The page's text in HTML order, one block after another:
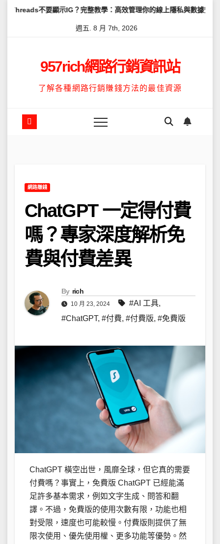
Skip示IG？完整教學：高效管理你的線上隱私與數據安全 怎麼讓
週五. 8 月 7th, 2026
957rich網路行銷資訊站
了解各種網路行銷賺錢方法的最佳資源
網路賺錢
ChatGPT 一定得付費
嗎？專家深度解析免
費與付費差異
By rich
10 月 23, 2024 #AI 工具,
#ChatGPT, #付費, #付費版, #免費版
ChatGPT 橫空出世，風靡全球，但它真的需要
付費嗎？事實上，免費版 ChatGPT 已經能滿
足許多基本需求，例如文字生成、問答和翻
譯。不過，免費版的使用次數有限，功能也相
對受限，速度也可能較慢。付費版則提供了無
限次使用、優先使用權、更多功能等優勢。然